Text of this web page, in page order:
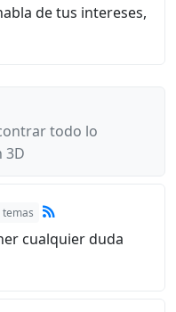
de tus intereses,
todo lo
3D
temas
cualquier duda